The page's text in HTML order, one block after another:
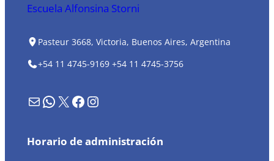
Escuela Alfonsina Storni
Pasteur 3668, Victoria, Buenos Aires, Argentina
+54 11 4745-9169 +54 11 4745-3756
Formulario de contacto WhatsApp X Facebook Instagram
Horario de administración